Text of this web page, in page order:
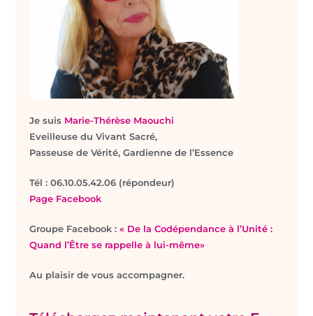
Je suis Marie-Thérèse Maouchi
Eveilleuse du Vivant Sacré,
Passeuse de Vérité, Gardienne de l’Essence
Tél : 06.10.05.42.06 (répondeur)
Page Facebook
Groupe Facebook :« De la Codépendance à l’Unité :
Quand l’Être se rappelle à lui-même»
Au plaisir de vous accompagner.